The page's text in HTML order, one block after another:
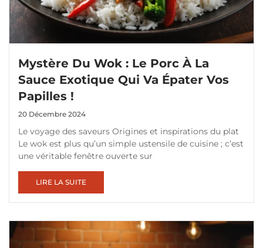
Mystère Du Wok : Le Porc À La
Sauce Exotique Qui Va Épater Vos
Papilles !
20 Décembre 2024
Le voyage des saveurs Origines et inspirations du plat
Le wok est plus qu’un simple ustensile de cuisine ; c’est
une véritable fenêtre ouverte sur
LIRE LA SUITE